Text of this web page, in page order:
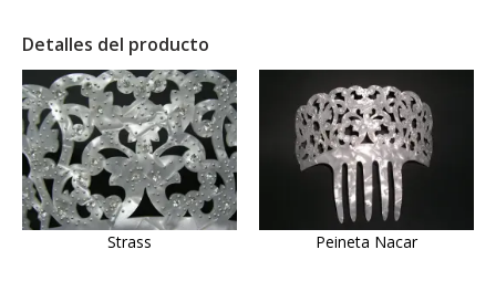
Detalles del producto
Strass Peineta Nacar